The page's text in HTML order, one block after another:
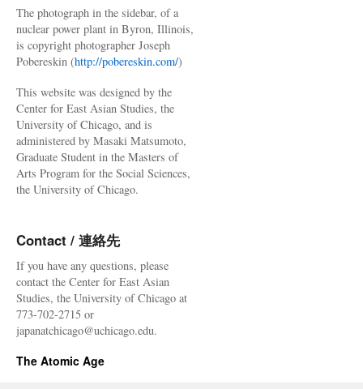
The photograph in the sidebar, of a
nuclear power plant in Byron, Illinois,
is copyright photographer Joseph
Pobereskin (http://pobereskin.com/)
This website was designed by the
Center for East Asian Studies, the
University of Chicago, and is
administered by Masaki Matsumoto,
Graduate Student in the Masters of
Arts Program for the Social Sciences,
the University of Chicago.
Contact / 連絡先
If you have any questions, please
contact the Center for East Asian
Studies, the University of Chicago at
773-702-2715 or
japanatchicago@uchicago.edu.
The Atomic Age